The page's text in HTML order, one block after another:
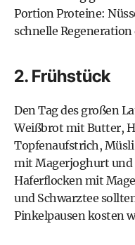
Portion Proteine:
schnelle Regeneration
2. Frühstück
Den Tag des großen
Weißbrot mit Butter,
Topfenaufstrich,
mit Magerjoghurt und
Haferflocken mit
und Schwarztee
Pinkelpausen kosten